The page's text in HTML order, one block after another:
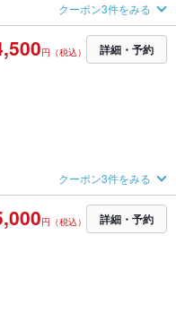
クーポン3件をみる
円（税込） 詳細・予約
クーポン3件をみる
円（税込） 詳細・予約